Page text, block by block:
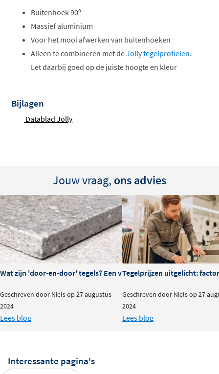
ophalen...
Buitenhoek 90º
Massief aluminium
Voor het mooi afwerken van buitenhoeken
Alleen te combineren met deJolly tegelprofielen.
Let daarbij goed op de juiste hoogte en kleur
Bijlagen
Datablad Jolly
Jouw vraag, ons advies
Wat zijn 'door-en-door' tegels? Een volledige uitleg
Geschreven door Niels op 27 augustus
2024
Lees blog
Tegelprijzen uitgelicht:
Geschreven door Niels op 27
2024
Lees blog
Interessante pagina's